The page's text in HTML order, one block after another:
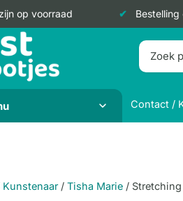
op voorraad
Contact /
Kunstenaar / Tisha Marie /